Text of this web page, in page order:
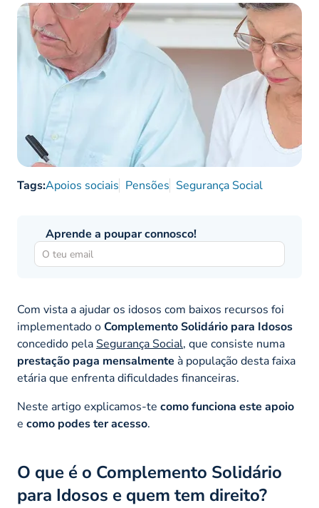
Tags:Apoios sociais Pensões Segurança Social
Aprende a poupar connosco!
Com vista a ajudar os idosos com baixos recursos foi
implementado oComplemento Solidário para Idosos
concedido pela Segurança Social, que consiste numa
prestação paga mensalmente à população desta faixa
etária que enfrenta dificuldades financeiras.
Neste artigo explicamos-te como funciona este apoio
e como podes ter acesso.
O que é o Complemento Solidário
para Idosos e quem tem direito?